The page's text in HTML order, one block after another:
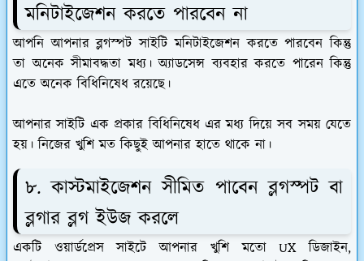
মনিটাইজেশন করতে পারবেন না
আপনি আপনার ব্লগস্পট সাইটি মনিটাইজেশন করতে পারবেন কিন্তু
তা অনেক সীমাবদ্ধতা মধ্য। অ্যাডসেন্স ব্যবহার করতে পারেন কিন্তু
এতে অনেক বিধিনিষেধ রয়েছে।
আপনার সাইটি এক প্রকার বিধিনিষেধ এর মধ্য দিয়ে সব সময় যেতে
হয়। নিজের খুশি মত কিছুই আপনার হাতে থাকে না।
৮. কাস্টমাইজেশন সীমিত পাবেন ব্লগস্পট বা
ব্লগার ব্লগ ইউজ করলে
একটি ওয়ার্ডপ্রেস সাইটে আপনার খুশি মতো UX ডিজাইন,